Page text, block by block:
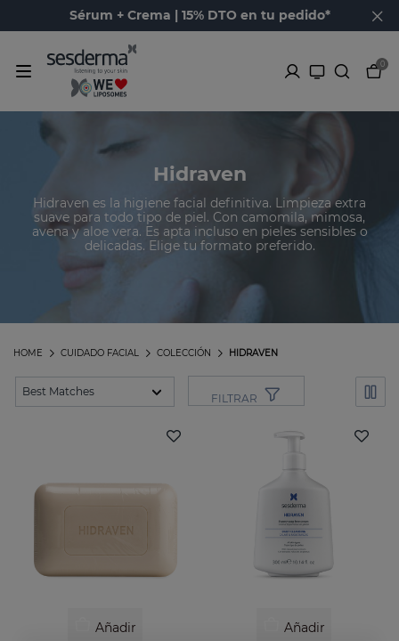
Sérum + Crema | 15% DTO en tu pedido*
0
Hidraven
Hidraven es la higiene facial definitiva. Limpieza extra
suave para todo tipo de piel. Con camomila, mimosa,
avena y aloe vera. Es apta incluso en pieles sensibles o
delicadas. Elige tu formato preferido.
HIDRAVEN
COLECCIÓN
CUIDADO FACIAL
HOME
FILTRAR
Añadir Añadir